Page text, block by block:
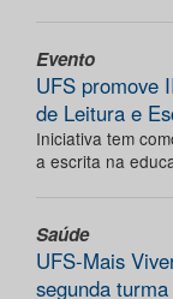
Evento
UFS promove
de Leitura e
Iniciativa tem
a escrita na
Saúde
UFS-Mais
segunda turma